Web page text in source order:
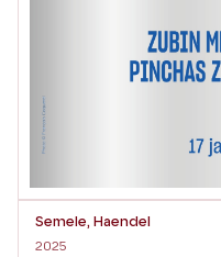
Semele, Haendel
2025